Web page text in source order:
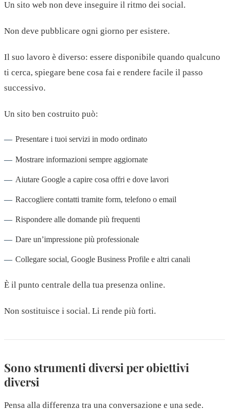
Un sito web non deve inseguire il ritmo dei social.
Non deve pubblicare ogni giorno per esistere.
Il suo lavoro è diverso: essere disponibile quando qualcuno
ti cerca, spiegare bene cosa fai e rendere facile il passo
successivo.
Un sito ben costruito può:
Presentare i tuoi servizi in modo ordinato
Mostrare informazioni sempre aggiornate
Aiutare Google a capire cosa offri e dove lavori
Raccogliere contatti tramite form, telefono o email
Rispondere alle domande più frequenti
Dare un’impressione più professionale
Collegare social, Google Business Profile e altri canali
È il punto centrale della tua presenza online.
Non sostituisce i social. Li rende più forti.
Sono strumenti diversi per obiettivi
diversi
Pensa alla differenza tra una conversazione e una sede.